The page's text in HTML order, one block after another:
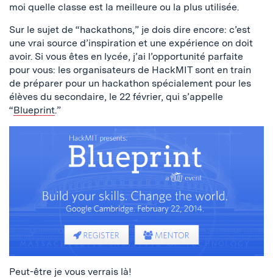
moi quelle classe est la meilleure ou la plus utilisée.
Sur le sujet de “hackathons,” je dois dire encore: c’est
une vrai source d’inspiration et une expérience on doit
avoir. Si vous êtes en lycée, j’ai l’opportunité parfaite
pour vous: les organisateurs de HackMIT sont en train
de préparer pour un hackathon spécialement pour les
élèves du secondaire, le 22 février, qui s’appelle
“Blueprint.”
Peut-être je vous verrais là!